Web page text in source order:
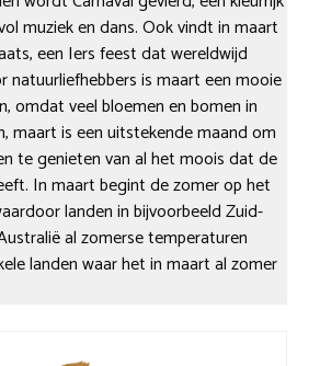
muziek en dans. Ook vindt in maart
een Iers feest dat wereldwijd
natuurliefhebbers is maart een mooie
omdat veel bloemen en bomen in
maart is een uitstekende maand om
te genieten van al het moois dat de
In maart begint de zomer op het
landen in bijvoorbeeld Zuid-
al zomerse temperaturen
landen waar het in maart al zomer